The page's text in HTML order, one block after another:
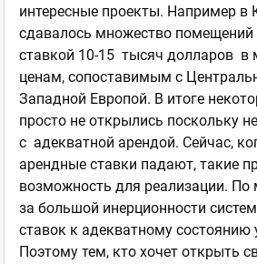
интересные проекты. Например в
сдавалось множество помещений
ставкой 10-15 тысяч долларов в
ценам, сопоставимым с
Западной Европой. В итоге
просто не открылись поскольку
с адекватной арендой. Сейчас,
арендные ставки падают, такие
возможность для реализации. По
за большой инерционности
ставок к адекватному состоянию
Поэтому тем, кто хочет открыть